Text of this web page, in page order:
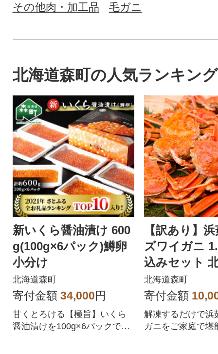
その他肉・加工品 毛ガニ
北海道森町の人気ランキング
新いくら醤油漬け 600
g(100g×6パック)鱒卵
小分け
北海道森町
寄付金額 34,000円
甘くとろける【極旨】いくら
醤油漬けを100g×6パックでお
【訳あり】
ズワイガニ
込みセット
火湾産
北海道森町
寄付金額
解凍するだけで浜
ガニをご家庭で堪